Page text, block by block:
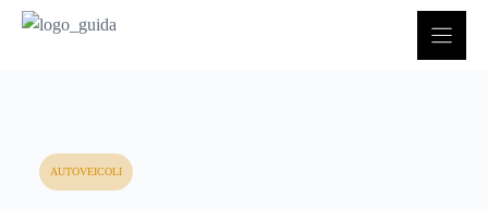
AUTOVEICOLI